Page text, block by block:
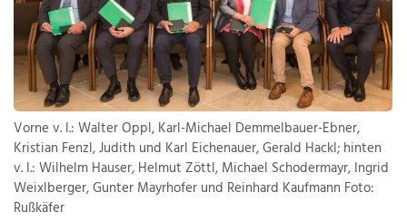
Vorne v. l.: Walter Oppl, Karl-Michael Demmelbauer-Ebner,
Kristian Fenzl, Judith und Karl Eichenauer, Gerald Hackl; hinten
v. l.: Wilhelm Hauser, Helmut Zöttl, Michael Schodermayr, Ingrid
Weixlberger, Gunter Mayrhofer und Reinhard Kaufmann Foto:
Rußkäfer